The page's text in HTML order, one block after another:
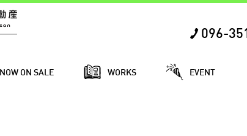
096-
NOW ON SALE WORKS EVENT